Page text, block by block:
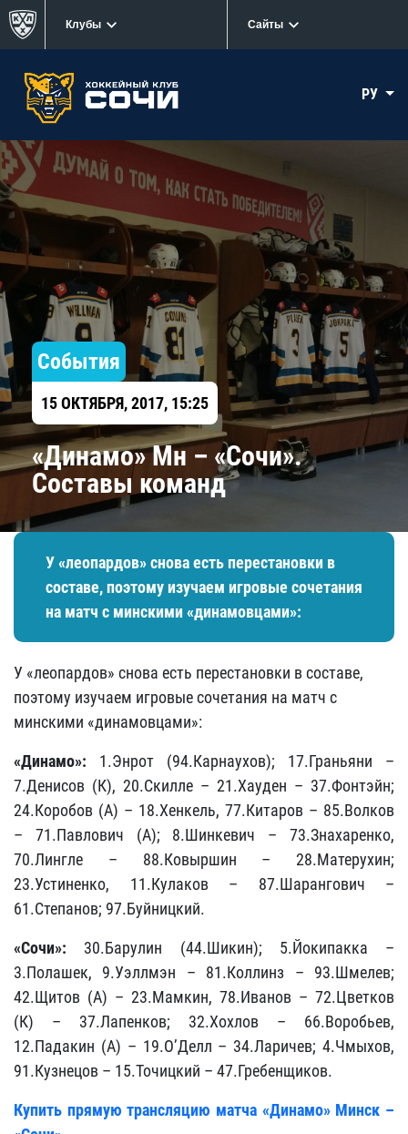
Клубы Сайты
РУ
События
15 ОКТЯБРЯ, 2017, 15:25
«Динамо» Мн – «Сочи».
Составы команд
У «леопардов» снова есть перестановки в
составе, поэтому изучаем игровые сочетания
на матч с минскими «динамовцами»:
У «леопардов» снова есть перестановки в составе,
поэтому изучаем игровые сочетания на матч с
минскими «динамовцами»:
«Динамо»: 1.Энрот (94.Карнаухов); 17.Граньяни –
7.Денисов (К), 20.Скилле – 21.Хауден – 37.Фонтэйн;
24.Коробов (А) – 18.Хенкель, 77.Китаров – 85.Волков
– 71.Павлович (А); 8.Шинкевич – 73.Знахаренко,
70.Лингле – 88.Ковыршин – 28.Матерухин;
23.Устиненко, 11.Кулаков – 87.Шарангович –
61.Степанов; 97.Буйницкий.
«Сочи»: 30.Барулин (44.Шикин); 5.Йокипакка –
3.Полашек, 9.Уэллмэн – 81.Коллинз – 93.Шмелев;
42.Щитов (А) – 23.Мамкин, 78.Иванов – 72.Цветков
(К) – 37.Лапенков; 32.Хохлов – 66.Воробьев,
12.Падакин (А) – 19.О’Делл – 34.Ларичев; 4.Чмыхов,
91.Кузнецов – 15.Точицкий – 47.Гребенщиков.
Купить прямую трансляцию матча «Динамо» Минск –